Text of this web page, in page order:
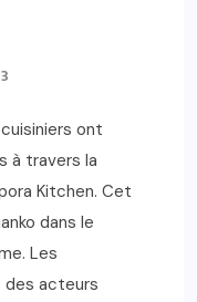
ont
à travers la
Kitchen. Cet
dans le
Les
des acteurs